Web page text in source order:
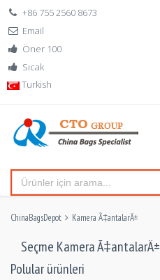
+86 755 2560 8673
Email
Öner 100
Sıcak
Turkish
ChinaBagsDepot Kamera Ã‡antalarÄ±
Seçme Kamera Ã‡antalarÄ±
Polular ürünleri